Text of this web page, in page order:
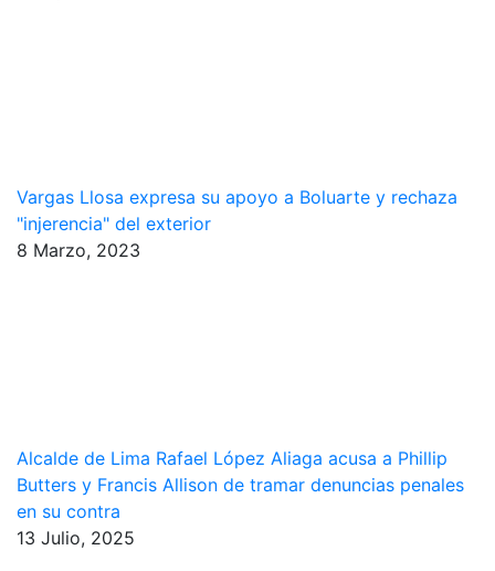
Vargas Llosa expresa su apoyo a Boluarte y rechaza
"injerencia" del exterior
8 Marzo, 2023
Alcalde de Lima Rafael López Aliaga acusa a Phillip
Butters y Francis Allison de tramar denuncias penales
en su contra
13 Julio, 2025